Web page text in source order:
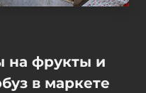
на фрукты и
в маркете